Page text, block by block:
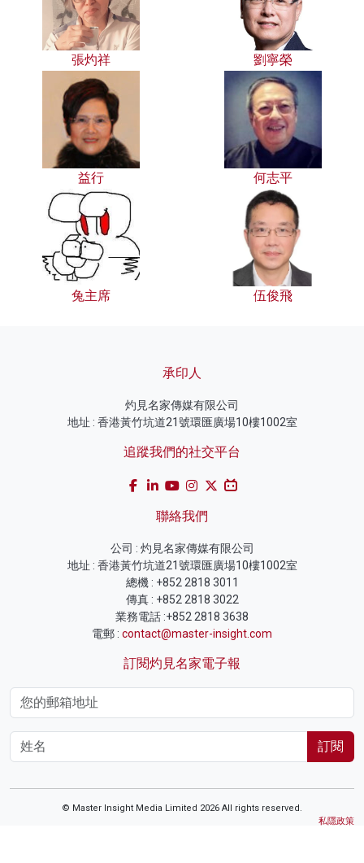
張灼祥 劉寧榮
益行 何志平
兔主席 伍俊飛
承印人
灼見名家傳媒有限公司
地址 : 香港黃竹坑道21號環匯廣場10樓1002室
追蹤我們的社交平台
聯絡我們
公司 : 灼見名家傳媒有限公司
地址 : 香港黃竹坑道21號環匯廣場10樓1002室
總機 : +852 2818 3011
傳真 : +852 2818 3022
業務電話 :+852 2818 3638
電郵 : contact@master-insight.com
訂閱灼見名家電子報
訂閱
© Master Insight Media Limited 2026 All rights reserved.
私隱政策